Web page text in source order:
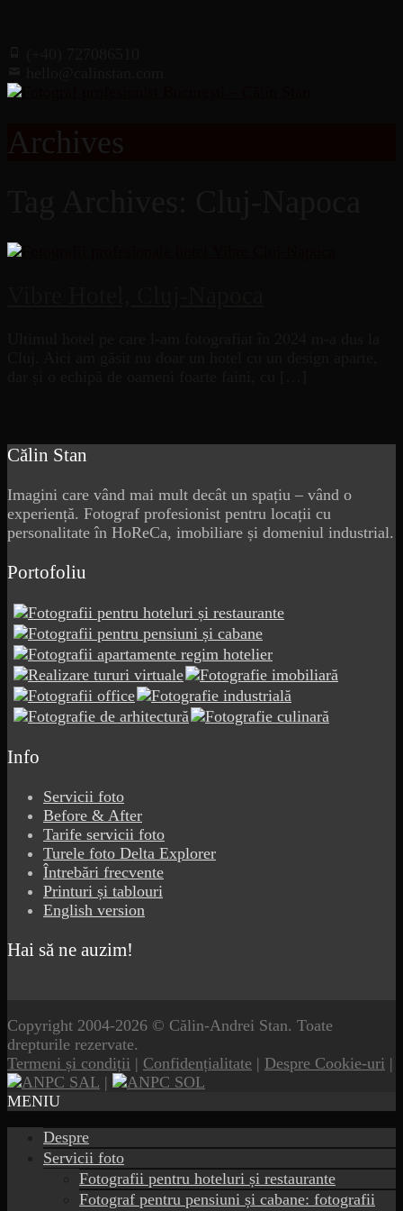
Archives
Călin Stan
Imagini care vând mai mult decât un spațiu – vând o
experiență. Fotograf profesionist pentru locații cu
personalitate în HoReCa, imobiliare și domeniul industrial.
Portofoliu
Info
Servicii foto
Before & After
Tarife servicii foto
Turele foto Delta Explorer
Întrebări frecvente
Printuri și tablouri
English version
Hai să ne auzim!
Copyright 2004-2026 © Călin-Andrei Stan. Toate
drepturile rezervate.
Termeni și condiții | Confidențialitate | Despre Cookie-uri |
|
MENIU
Despre
Servicii foto
Fotografii pentru hoteluri și restaurante
Fotograf pentru pensiuni și cabane: fotografii